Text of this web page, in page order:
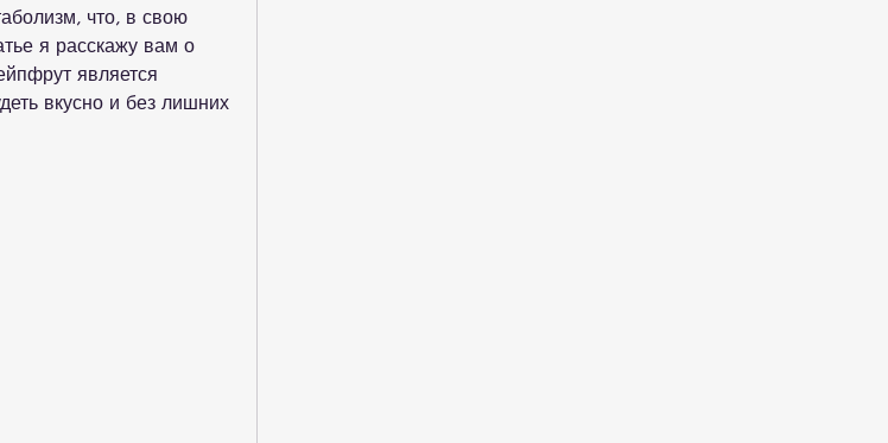
что, в свою
я расскажу вам о
является
вкусно и без лишних